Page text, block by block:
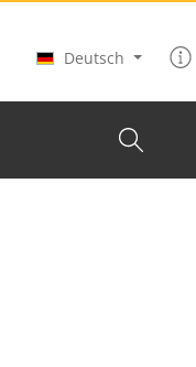
Deutsch